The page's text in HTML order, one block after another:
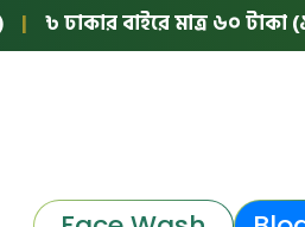
৳ ঢাকার বাইরে মাত্র ৬০ টাকা